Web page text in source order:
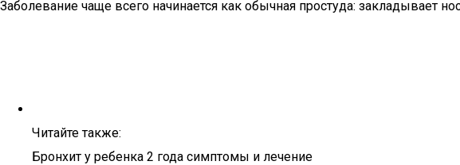
Заболевание чаще всего начинается как обычная простуда: закладывает
Читайте также:
Бронхит у ребенка 2 года симптомы и лечение